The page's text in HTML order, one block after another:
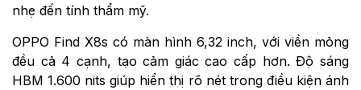
nhẹ đến tính thẩm mỹ.
OPPO Find X8s có màn hình 6,32 inch, với viền mỏng
đều cả 4 cạnh, tạo cảm giác cao cấp hơn. Độ sáng
HBM 1.600 nits giúp hiển thị rõ nét trong điều kiện ánh